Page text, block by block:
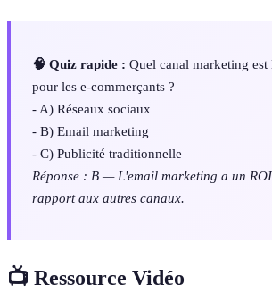
🧠 Quiz rapide : Quel canal marketing
pour les e-commerçants ?
- A) Réseaux sociaux
- B) Email marketing
- C) Publicité traditionnelle
Réponse : B — L'email marketing a un
rapport aux autres canaux.
📺 Ressource Vidéo